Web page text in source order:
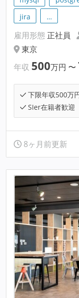
jira
…
雇用形態 正社員
東京
年収 500万円 〜
下限年収500万
SIer在籍者歓迎
8ヶ月前更新